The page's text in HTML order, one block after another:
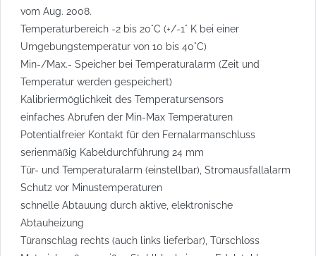
vom Aug. 2008.
Temperaturbereich -2 bis 20°C (+/-1° K bei einer
Umgebungstemperatur von 10 bis 40°C)
Min-/Max.- Speicher bei Temperaturalarm (Zeit und
Temperatur werden gespeichert)
Kalibriermöglichkeit des Temperatursensors
einfaches Abrufen der Min-Max Temperaturen
Potentialfreier Kontakt für den Fernalarmanschluss
serienmäßig Kabeldurchführung 24 mm
Tür- und Temperaturalarm (einstellbar), Stromausfallalarm
Schutz vor Minustemperaturen
schnelle Abtauung durch aktive, elektronische
Abtauheizung
Türanschlag rechts (auch links lieferbar), Türschloss